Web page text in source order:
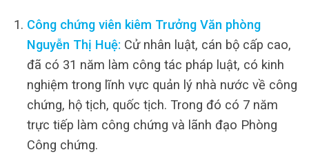
Công chứng viên kiêm Trưởng Văn phòng
Nguyễn Thị Huệ: Cử nhân luật, cán bộ cấp cao,
đã có 31 năm làm công tác pháp luật, có kinh
nghiệm trong lĩnh vực quản lý nhà nước về công
chứng, hộ tịch, quốc tịch. Trong đó có 7 năm
trực tiếp làm công chứng và lãnh đạo Phòng
Công chứng.